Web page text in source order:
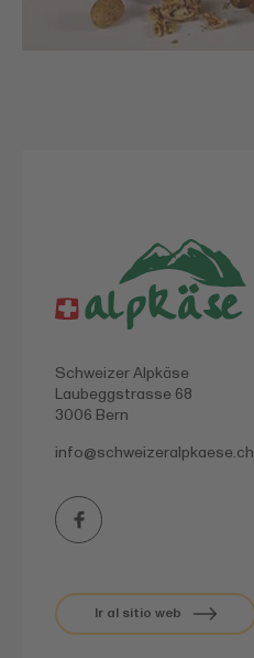
Schweizer Alpkäse
Laubeggstrasse 68
3006 Bern
info@schweizeralpkaese.ch
Ir al sitio web